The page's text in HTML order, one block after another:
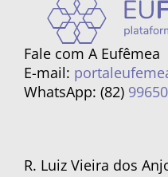
Fale com A Eufêmea
E-mail:
WhatsApp: (82)
R. Luiz Vieira dos